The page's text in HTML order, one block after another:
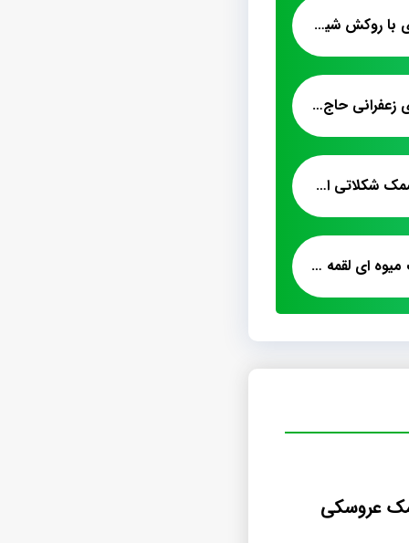
قیمت پشمک لقمه ای با روکش شیری
قیمت پشمک لقمه ای زعفرانی حاج عبدالله
فروشگاه اینترنتی پشمک شکلاتی استار
قیمت فروش پشمک میوه ای لقمه ای
عروسکی